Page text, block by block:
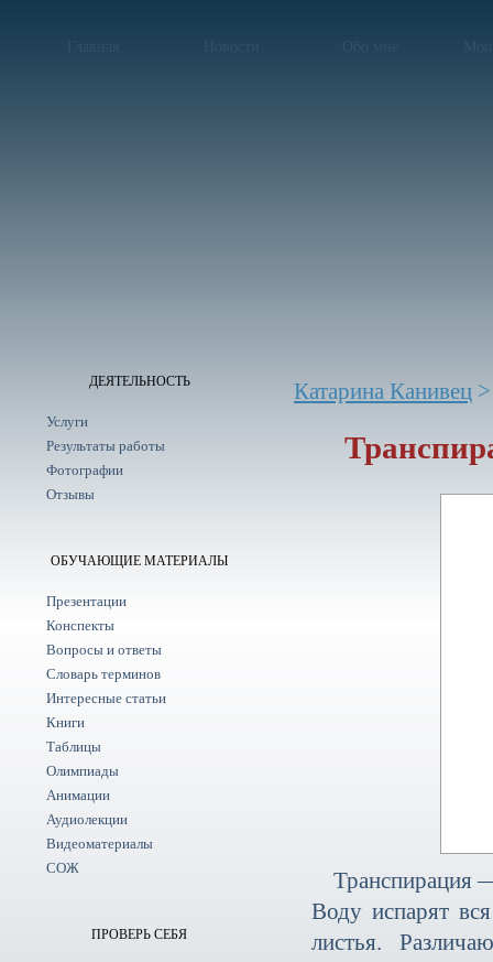
Главная Новости Обо мне
ДЕЯТЕЛЬНОСТЬ
Услуги
Результаты работы
Фотографии
Отзывы
ОБУЧАЮЩИЕ МАТЕРИАЛЫ
Презентации
Конспекты
Вопросы и ответы
Словарь терминов
Интересные статьи
Книги
Таблицы
Олимпиады
Анимации
Аудиолекции
Видеоматериалы
СОЖ
ПРОВЕРЬ СЕБЯ
Катарина Канивец
Транспирация
Воду испарят
листья.